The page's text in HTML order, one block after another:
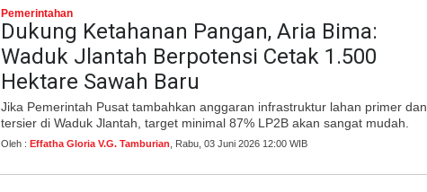
Pemerintahan
Dukung Ketahanan Pangan, Aria Bima:
Waduk Jlantah Berpotensi Cetak 1.500
Hektare Sawah Baru
Jika Pemerintah Pusat tambahkan anggaran infrastruktur lahan primer dan
tersier di Waduk Jlantah, target minimal 87% LP2B akan sangat mudah.
Oleh : Effatha Gloria V.G. Tamburian , Rabu, 03 Juni 2026 12:00 WIB